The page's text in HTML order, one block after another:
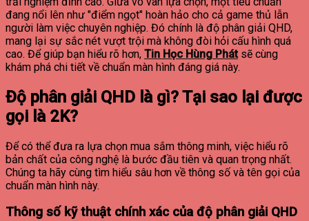
đang nổi lên như "điểm ngọt" hoàn hảo cho cả game thủ lẫn
người làm việc chuyên nghiệp. Đó chính là độ phân giải QHD,
mang lại sự sắc nét vượt trội mà không đòi hỏi cấu hình quá
cao. Để giúp bạn hiểu rõ hơn, Tin Học Hùng Phátsẽ cùng
khám phá chi tiết về chuẩn màn hình đáng giá này.
Độ phân giải QHD là gì? Tại sao lại được
gọi là 2K?
Để có thể đưa ra lựa chọn mua sắm thông minh, việc hiểu rõ
bản chất của công nghệ là bước đầu tiên và quan trọng nhất.
Chúng ta hãy cùng tìm hiểu sâu hơn về thông số và tên gọi của
chuẩn màn hình này.
Thông số kỹ thuật chính xác của độ phân giải QHD